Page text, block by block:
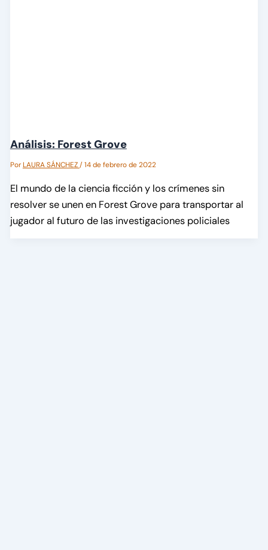
Análisis: Forest Grove
PorLAURA SÁNCHEZ/14 de febrero de 2022
El mundo de la ciencia ficción y los crímenes sin
resolver se unen en Forest Grove para transportar al
jugador al futuro de las investigaciones policiales